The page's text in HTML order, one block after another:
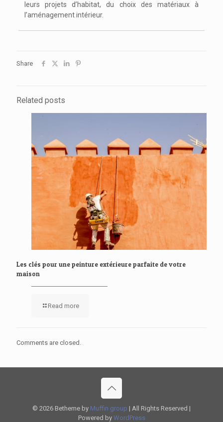
leurs projets d’habitat, du choix des matériaux à
l’aménagement intérieur.
Share
Related posts
Les clés pour une peinture extérieure parfaite de votre
maison
Read more
Comments are closed.
© 2026 Betheme by Muffin group | All Rights Reserved |
Powered by WordPress